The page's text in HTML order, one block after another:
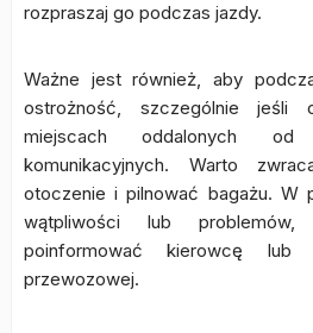
rozpraszaj go podczas jazdy.
Ważne jest również, aby
ostrożność, szczególnie
miejscach oddalonych od
komunikacyjnych. Warto
otoczenie i pilnować bagażu. W
wątpliwości lub problemów,
poinformować kierowcę lub
przewozowej.